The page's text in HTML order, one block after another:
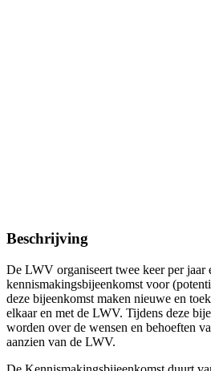
Beschrijving
De LWV organiseert twee keer per jaar
kennismakingsbijeenkomst voor
deze bijeenkomst maken nieuwe en
elkaar en met de LWV. Tijdens deze
worden over de wensen en behoeften
aanzien van de LWV.